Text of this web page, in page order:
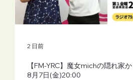
【FM-YRC】魔女michの隠れ家
8月7日(金)20:00
2 日前